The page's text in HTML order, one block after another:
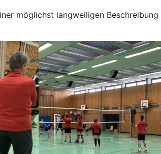
möglichst langweiligen